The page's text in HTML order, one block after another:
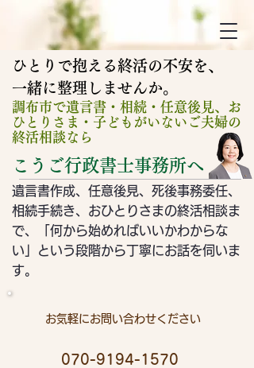
ひとりで抱える終活の不安を、
​一緒に整理しませんか。
調布市で遺言書・相続・任意後見、お
ひとりさま・子どもがいないご夫婦の
終活相談なら
こうご行政書士事務所へ
遺言書作成、任意後見、死後事務委任、
相続手続き、おひとりさまの終活相談ま
で、「何から始めればいいかわからな
い」という段階から​丁寧にお話を伺いま
す。
お気軽にお問い合わせください
​ 070-9194-1570